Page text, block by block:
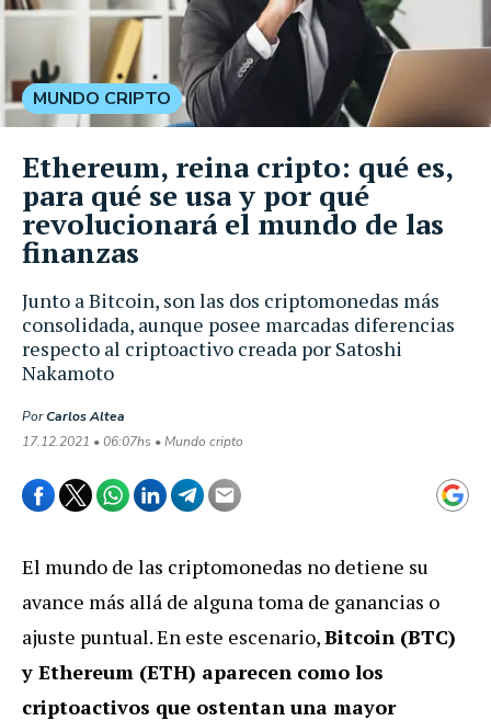
Junto a Bitcoin, son las dos criptomonedas más
consolidada, aunque posee marcadas diferencias
respecto al criptoactivo creada por Satoshi
Nakamoto
PorCarlos Altea
17.12.2021 • 06:07hs • Mundo cripto
MUNDO CRIPTO
Ethereum, reina cripto: qué es,
para qué se usa y por qué
revolucionará el mundo de las
finanzas
El mundo de las criptomonedas no detiene su
avance más allá de alguna toma de ganancias o
ajuste puntual. En este escenario,Bitcoin (BTC)
y Ethereum (ETH) aparecen como los
criptoactivos que ostentan una mayor